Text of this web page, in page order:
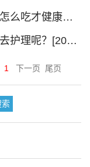
国内代孕咨询：中国三代代孕宝宝怎么吃才健康？[2023-8-11]
国内三代代孕宝宝的感冒能够如何去护理呢？[2023-6-14]
1 下一页 尾页